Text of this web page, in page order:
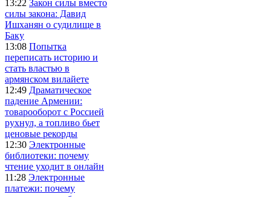
13:22 Закон силы вместо
силы закона: Давид
Ишханян о судилище в
Баку
13:08 Попытка
переписать историю и
стать властью в
армянском вилайете
12:49 Драматическое
падение Армении:
товарооборот с Россией
рухнул, а топливо бьет
ценовые рекорды
12:30 Электронные
библиотеки: почему
чтение уходит в онлайн
11:28 Электронные
платежи: почему